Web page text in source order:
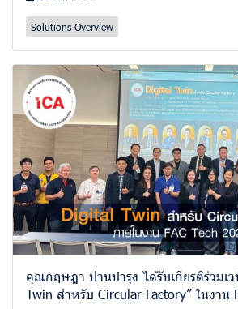
Solutions Overview
คุณกฤษฎา ปานบำรุง ได้รับเกียรติร่วมเว
Twin สำหรับ Circular Factory” ในงาน